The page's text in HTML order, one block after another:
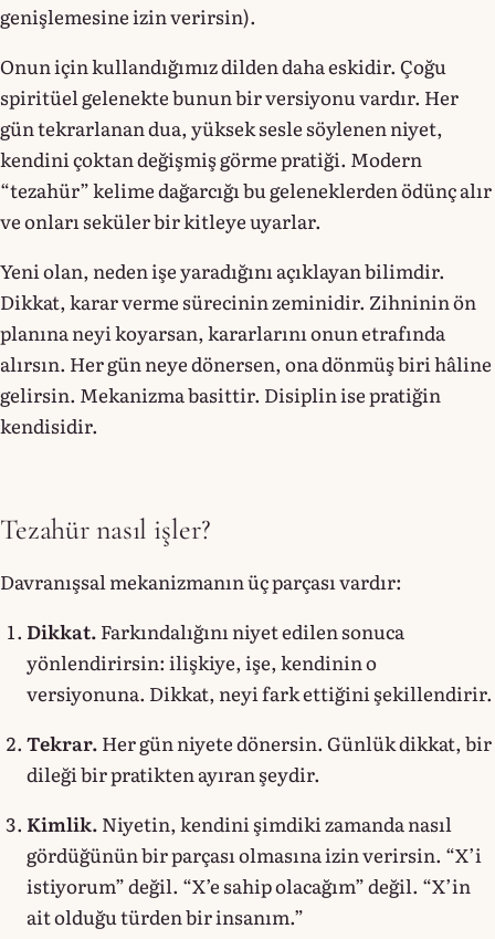
genişlemesine izin verirsin).
Onun için kullandığımız dilden daha eskidir. Çoğu
spiritüel gelenekte bunun bir versiyonu vardır. Her
gün tekrarlanan dua, yüksek sesle söylenen niyet,
kendini çoktan değişmiş görme pratiği. Modern
“tezahür” kelime dağarcığı bu geleneklerden ödünç alır
ve onları seküler bir kitleye uyarlar.
Yeni olan, neden işe yaradığını açıklayan bilimdir.
Dikkat, karar verme sürecinin zeminidir. Zihninin ön
planına neyi koyarsan, kararlarını onun etrafında
alırsın. Her gün neye dönersen, ona dönmüş biri hâline
gelirsin. Mekanizma basittir. Disiplin ise pratiğin
kendisidir.
Tezahür nasıl işler?
Davranışsal mekanizmanın üç parçası vardır:
Dikkat. Farkındalığını niyet edilen sonuca
yönlendirirsin: ilişkiye, işe, kendinin o
versiyonuna. Dikkat, neyi fark ettiğini şekillendirir.
Tekrar. Her gün niyete dönersin. Günlük dikkat, bir
dileği bir pratikten ayıran şeydir.
Kimlik. Niyetin, kendini şimdiki zamanda nasıl
gördüğünün bir parçası olmasına izin verirsin. “X’i
istiyorum” değil. “X’e sahip olacağım” değil. “X’in
ait olduğu türden bir insanım.”